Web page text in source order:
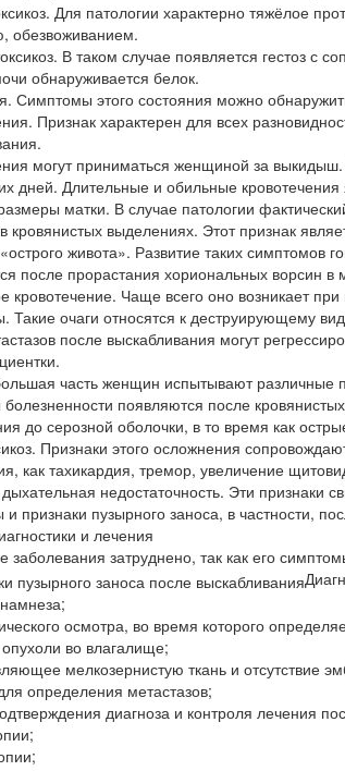
Для патологии характерно тяжёлое
обезвоживанием.
В таком случае появляется гестоз
обнаруживается белок.
Симптомы этого состояния можно
Признак характерен для всех
могут приниматься женщиной за
дней. Длительные и обильные
матки. В случае патологии
кровянистых выделениях. Этот признак
живота». Развитие таких
после прорастания хориональных ворсин
кровотечение. Чаще всего оно возникает при
Такие очаги относятся к деструирующему
после выскабливания могут
часть женщин испытывают различные
появляются после
до серозной оболочки, в то время как
Признаки этого осложнения
как тахикардия, тремор, увеличение
недостаточность. Эти
признаки пузырного заноса, в частности,
и лечения
заболевания затруднено, так как его
осмотра, во время которого
во влагалище;
мелкозернистую ткань и отсутствие
определения метастазов;
диагноза и контроля лечения